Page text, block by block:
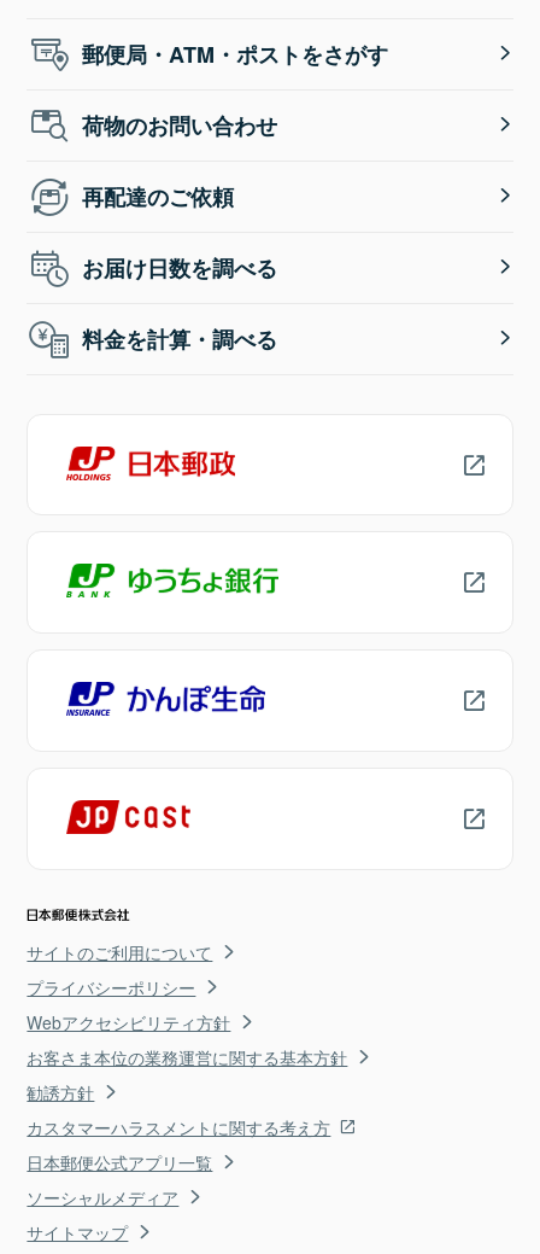
郵便局・ATM・ポストをさがす
荷物のお問い合わせ
再配達のご依頼
お届け日数を調べる
料金を計算・調べる
サイトのご利用について
プライバシーポリシー
Webアクセシビリティ方針
お客さま本位の業務運営に関する基本方針
勧誘方針
カスタマーハラスメントに関する考え方
日本郵便公式アプリ一覧
ソーシャルメディア
サイトマップ